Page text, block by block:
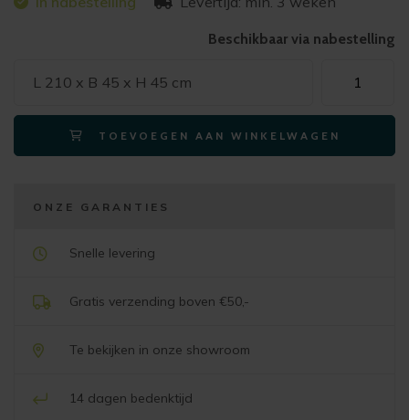
Beschikbaar via nabestelling
L 210 x B 45 x H 45 cm
ELEMENTS
lowboard
210
cm
TOEVOEGEN AAN WINKELWAGEN
ONZE GARANTIES
Snelle levering
Gratis verzending boven €50,-
Te bekijken in onze showroom
14 dagen bedenktijd